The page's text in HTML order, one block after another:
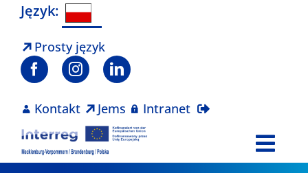
Skip
content
Język:
Prosty język
Kontakt Jems Intranet